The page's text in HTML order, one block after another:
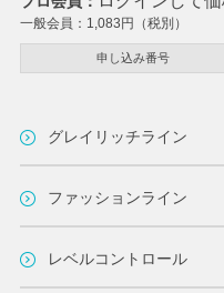
一般会員： 1,083円（税別）
申し込み番号
グレイリッチライン
ファッションライン
レベルコントロール